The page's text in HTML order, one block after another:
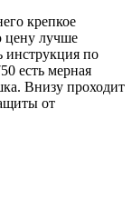
крепкое
цену лучше
инструкция по
есть мерная
Внизу проходит
от